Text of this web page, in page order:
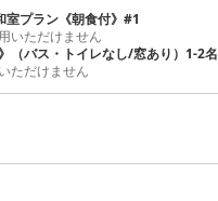
プラン《朝食付》#1
いただけません
（バス・トイレなし/窓あり）1-2名
ただけません